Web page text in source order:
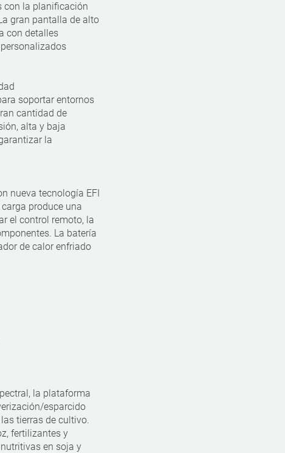
con la planificación
gran pantalla de alto
con detalles
soportar entornos
cantidad de
alta y baja
la
nueva tecnología EFI
produce una
el control remoto, la
La batería
de calor enfriado
la plataforma
esparcido
tierras de cultivo.
fertilizantes y
en soja y